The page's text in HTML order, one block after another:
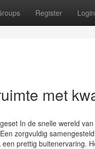
Register Login
met
In de snelle wereld
zorgvuldig
prettig buitenervaring.